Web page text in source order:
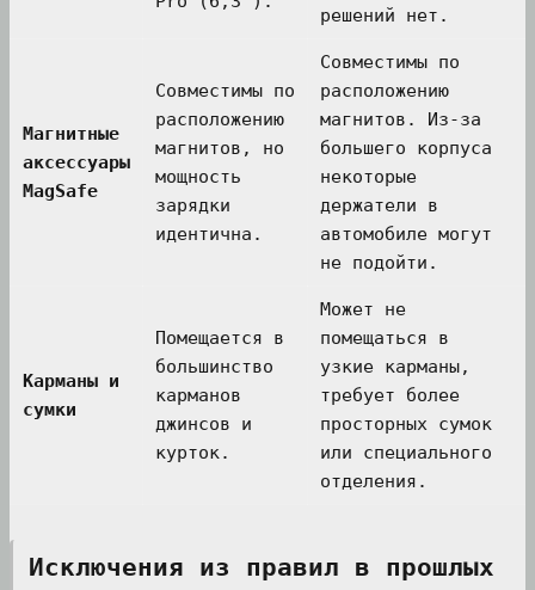
решений нет.
Магнитные
аксессуары
MagSafe
Совместимы по
расположению
магнитов, но
мощность
зарядки
идентична.
Совместимы по
расположению
магнитов. Из-за
большего корпуса
некоторые
держатели в
автомобиле могут
не подойти.
Карманы и
сумки
Помещается в
большинство
карманов
джинсов и
курток.
Может не
помещаться в
узкие карманы,
требует более
просторных сумок
или специального
отделения.
Исключения из правил в прошлых